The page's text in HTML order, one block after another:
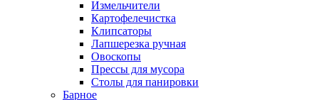
Измельчители
Картофелечистка
Клипсаторы
Лапшерезка ручная
Овоскопы
Прессы для мусора
Столы для панировки
Барное